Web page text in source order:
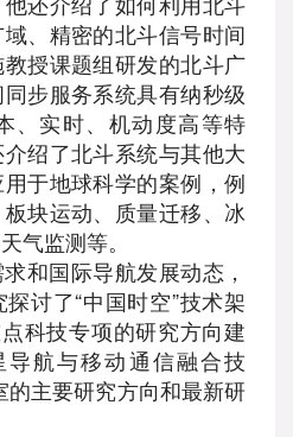
、精密的北斗信号时间
授课题组研发的北斗广
步服务系统具有纳秒级
、实时、机动度高等特
绍了北斗系统与其他大
于地球科学的案例，例
块运动、质量迁移、冰
气监测等。
和国际导航发展动态，
讨了“中国时空”技术架
科技专项的研究方向建
航与移动通信融合技
的主要研究方向和最新研